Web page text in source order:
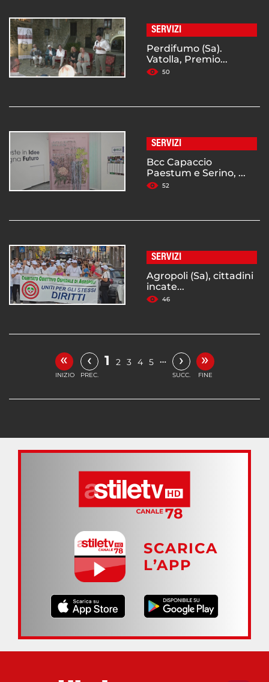
SERVIZI
Perdifumo (Sa).
Vatolla, Premio...
50
SERVIZI
Bcc Capaccio
Paestum e Serino, ...
52
SERVIZI
Agropoli (Sa), cittadini
incate...
46
«
INIZIO
‹
PREC.
1 2 3 4 5 … ›
SUCC.
»
FINE
SCARICA
L’APP